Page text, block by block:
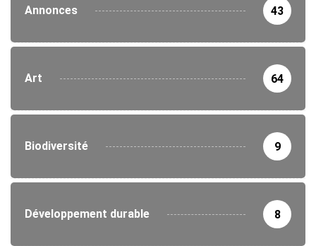
Annonces 43
Art 64
Biodiversité 9
Développement durable 8